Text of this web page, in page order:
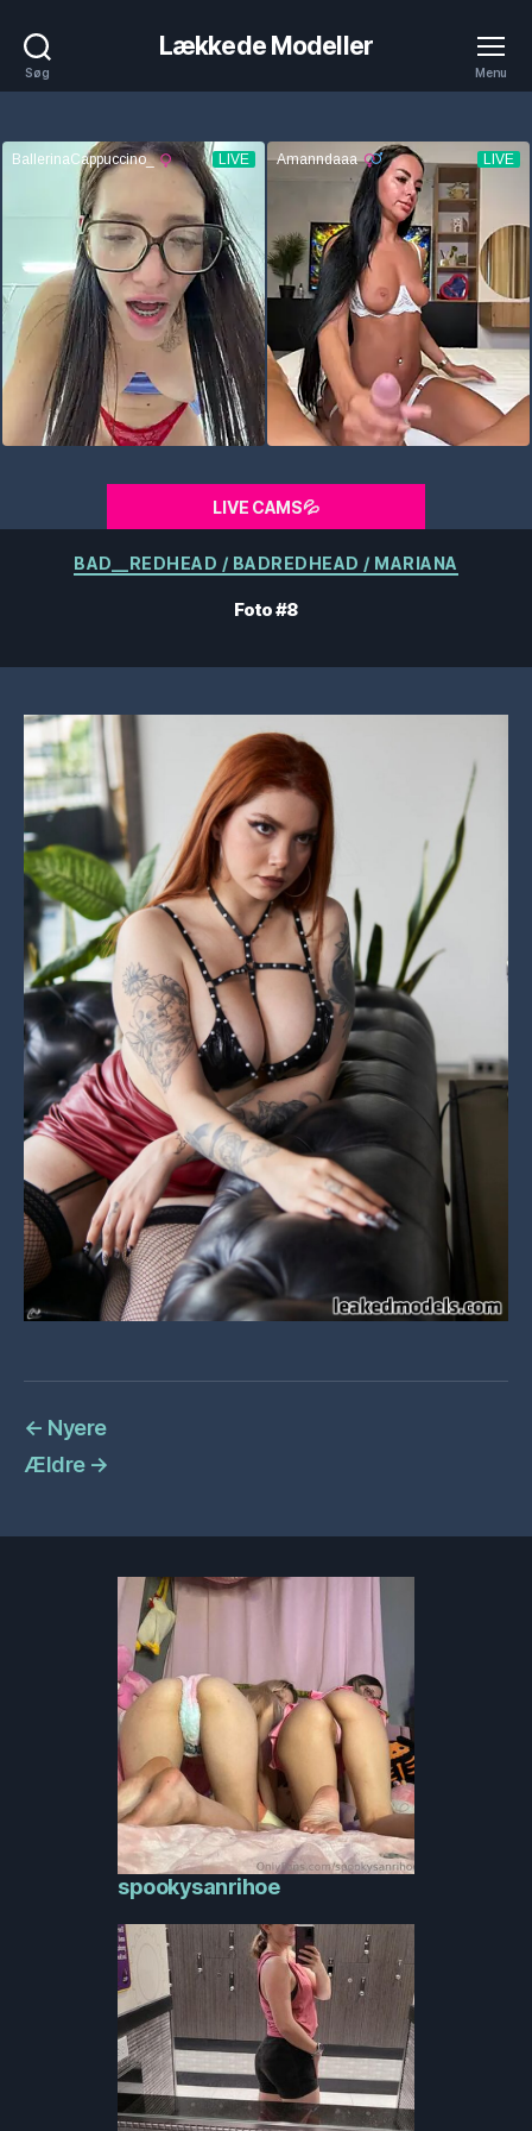
Søg
Lækkede Modeller
Menu
LIVE CAMS💦
Kategorier
BAD__REDHEAD / BADREDHEAD / MARIANA
Foto #8
← Nyere
Ældre →
spookysanrihoe